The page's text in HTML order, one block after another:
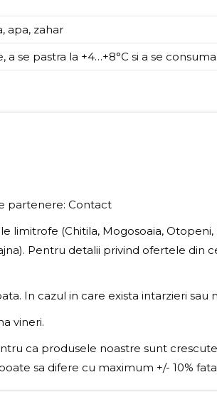
apa, zahar
a se pastra la +4…+8°C si a se
partenere: Contact
limitrofe (Chitila, Mogosoaia,
Pentru detalii privind ofertele
In cazul in care exista intarzieri
vineri.
ca produsele noastre sunt
sa difere cu maximum +/- 10%